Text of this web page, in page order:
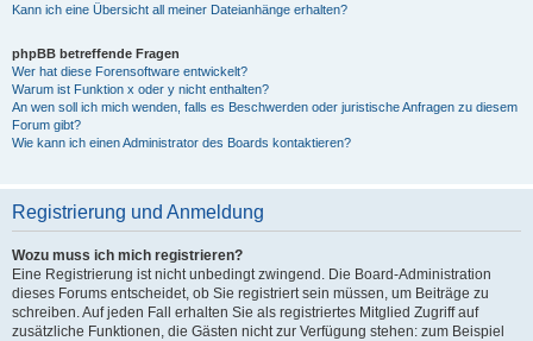
Kann ich eine Übersicht all meiner Dateianhänge erhalten?
phpBB betreffende Fragen
Wer hat diese Forensoftware entwickelt?
Warum ist Funktion x oder y nicht enthalten?
An wen soll ich mich wenden, falls es Beschwerden oder juristische Anfragen zu diesem
Forum gibt?
Wie kann ich einen Administrator des Boards kontaktieren?
Registrierung und Anmeldung
Wozu muss ich mich registrieren?
Eine Registrierung ist nicht unbedingt zwingend. Die Board-Administration
dieses Forums entscheidet, ob Sie registriert sein müssen, um Beiträge zu
schreiben. Auf jeden Fall erhalten Sie als registriertes Mitglied Zugriff auf
zusätzliche Funktionen, die Gästen nicht zur Verfügung stehen: zum Beispiel